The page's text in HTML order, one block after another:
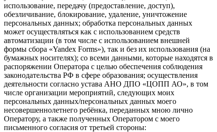
использование, передачу (предоставление, доступ),
обезличивание, блокирование, удаление, уничтожение
персональных данных; обработка персональных данных
может осуществляться как с использованием средств
автоматизации (в том числе с использованием внешней
формы сбора «Yandex Forms»), так и без их использования (на
бумажных носителях); со всеми данными, которые находятся в
распоряжении Оператора с целью обеспечения соблюдения
законодательства РФ в сфере образования; осуществления
деятельности согласно устава АНО ДПО «ЦОПП АО», в том
числе организации мероприятий, следующих моих
персональных данных/персональных данных моего
несовершеннолетнего ребёнка, переданных мною лично
Оператору, а также полученных Оператором с моего
письменного согласия от третьей стороны: